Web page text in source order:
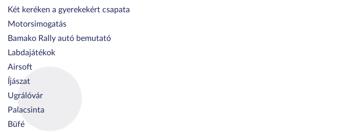
Két keréken a gyerekekért csapata
Motorsimogatás
Bamako Rally autó bemutató
Labdajátékok
Airsoft
Íjászat
Ugrálóvár
Palacsinta
Büfé